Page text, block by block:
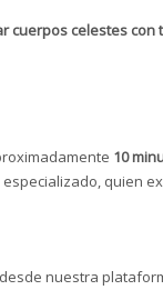
cuerpos celestes con
10
quien
desde nuestra